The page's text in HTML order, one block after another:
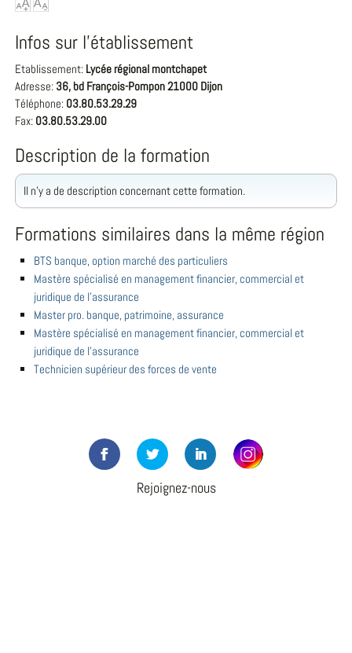
Infos sur l'établissement
Etablissement: Lycée régional montchapet
Adresse: 36, bd François-Pompon 21000 Dijon
Téléphone: 03.80.53.29.29
Fax: 03.80.53.29.00
Description de la formation
Il n'y a de description concernant cette formation.
Formations similaires dans la même région
BTS banque, option marché des particuliers
Mastère spécialisé en management financier, commercial et
juridique de l'assurance
Master pro. banque, patrimoine, assurance
Mastère spécialisé en management financier, commercial et
juridique de l'assurance
Technicien supérieur des forces de vente
Rejoignez-nous